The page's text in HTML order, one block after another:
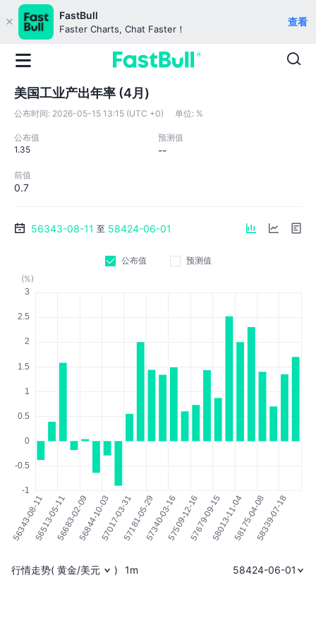
FastBull
Faster Charts, Chat Faster！
查看
美国工业产出年率 (4月)
公布时间: 2026-05-15 13:15 (UTC +0) 单位: %
公布值
1.35
预测值
--
前值
0.7
56343-08-11 至 58424-06-01
公布值
预测值
(%)
行情走势( 黄金/美元 ) 1m 58424-06-01